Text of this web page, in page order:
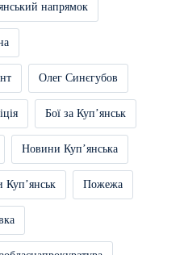
напрямок
Олег Синєгубов
Бої за Купʼянськ
Новини Купʼянська
Купʼянськ Пожежа